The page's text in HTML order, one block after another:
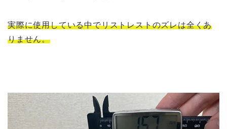
実際に使用している中でリストレストのズレは全くあ
りません。